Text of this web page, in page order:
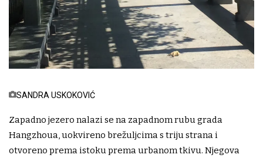
SANDRA USKOKOVIĆ
Zapadno jezero nalazi se na zapadnom rubu grada
Hangzhoua, uokvireno brežuljcima s triju strana i
otvoreno prema istoku prema urbanom tkivu. Njegova